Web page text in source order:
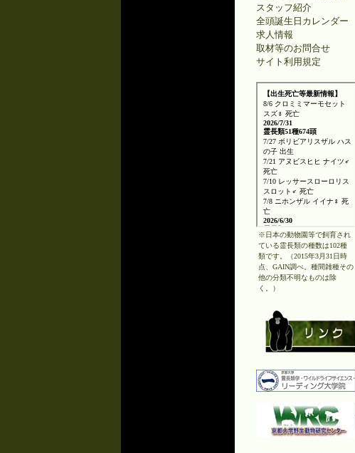
スタッフ紹介
全頭誕生日カレンダー
求人情報
取材等のお問合せ
サイト利用規定
※日本の動物園等で飼育され
ている霊長類の種数は102種
類です。（2015年3月31日時
点、GAIN調べ。種間雑種その
他の分類不明なものは除
く。）